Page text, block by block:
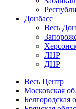
Донбасс
Весь
ЛНР
ДНР
Весь Центр
Московская
Белгородская